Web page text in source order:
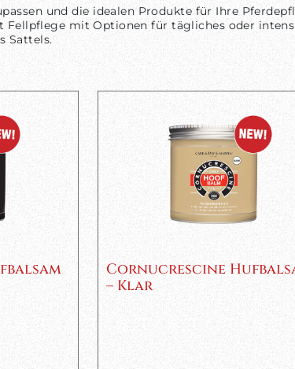
und die idealen Produkte für Ihre
mit Optionen für tägliches oder
Sattels.
Cornucrescine
– Klar